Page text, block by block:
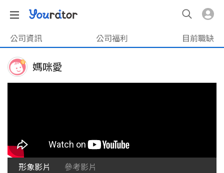
公司資訊 公司福利 目前職缺
媽咪愛
形象影片 參考影片